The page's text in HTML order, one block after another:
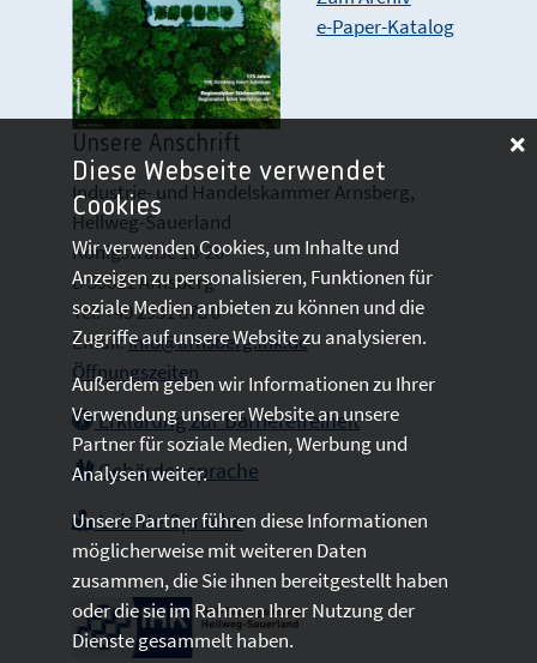
e-Paper-Katalog
Unsere Anschrift
Industrie- und Handelskammer Arnsberg,
Hellweg-Sauerland
Königstraße 18-20
D 59821 Arnsberg
Tel: +49 2931 878 0
Email:info@arnsberg.ihk.de
Öffnungszeiten
Erklärung zur Barrierefreiheit
Gebärdensprache
Leichte Sprache
Diese Webseite verwendet
Cookies
Wir verwenden Cookies, um Inhalte und
Anzeigen zu personalisieren, Funktionen für
soziale Medien anbieten zu können und die
Zugriffe auf unsere Website zu analysieren.
Außerdem geben wir Informationen zu Ihrer
Verwendung unserer Website an unsere
Partner für soziale Medien, Werbung und
Analysen weiter.
Unsere Partner führen diese Informationen
möglicherweise mit weiteren Daten
zusammen, die Sie ihnen bereitgestellt haben
oder die sie im Rahmen Ihrer Nutzung der
Dienste gesammelt haben.